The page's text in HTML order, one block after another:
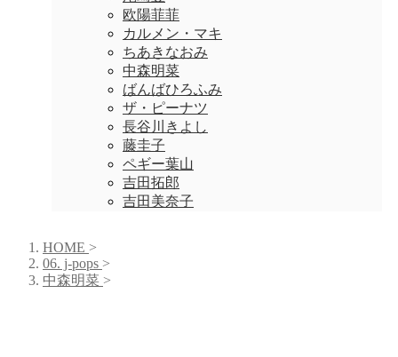
欧陽菲菲
カルメン・マキ
ちあきなおみ
中森明菜
ばんばひろふみ
ザ・ピーナツ
長谷川きよし
藤圭子
ペギー葉山
吉田拓郎
吉田美奈子
HOME >
06. j-pops >
中森明菜 >